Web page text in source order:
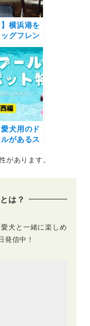
】横浜港を
グフレン
スが「ヨ
ランド イ
チネンタ
」に登場 |
にホテル
年3月
定オープ
愛犬用のド
があるス
やドッグ
の施設な
があります。
は？
犬と一緒に楽しめ
発信中！